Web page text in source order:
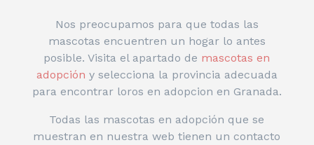
Nos preocupamos para que todas las
mascotas encuentren un hogar lo antes
posible. Visita el apartado de mascotas en
adopción y selecciona la provincia adecuada
para encontrar loros en adopcion en Granada.
Todas las mascotas en adopción que se
muestran en nuestra web tienen un contacto